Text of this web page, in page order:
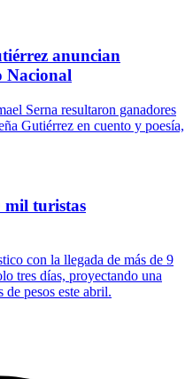
anuncian
Nacional
Serna resultaron ganadores
Gutiérrez en cuento y poesía,
mil turistas
con la llegada de más de 9
tres días, proyectando una
pesos este abril.